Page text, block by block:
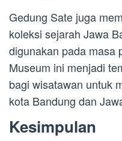
Gedung Sate juga
koleksi sejarah Jawa
digunakan pada masa
Museum ini menjadi
bagi wisatawan untuk
kota Bandung dan
Kesimpulan